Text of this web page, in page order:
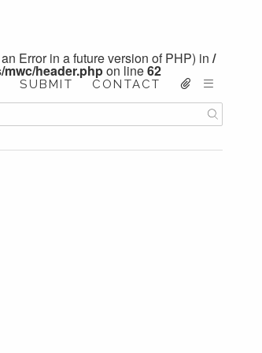
Error in a future version of PHP) in /
header.phpon line62
SUBMIT CONTACT